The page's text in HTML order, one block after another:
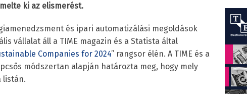
ki az elismerést.
és ipari automatizálási megoldások
vállalat áll a TIME magazin és a Statista által
Companies for 2024” rangsor élén. A TIME és a
módszertan alapján határozta meg, hogy mely
listán.